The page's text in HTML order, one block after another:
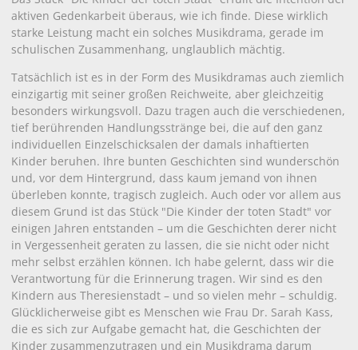
aktiven Gedenkarbeit überaus, wie ich finde. Diese wirklich
starke Leistung macht ein solches Musikdrama, gerade im
schulischen Zusammenhang, unglaublich mächtig.
Tatsächlich ist es in der Form des Musikdramas auch ziemlich
einzigartig mit seiner großen Reichweite, aber gleichzeitig
besonders wirkungsvoll. Dazu tragen auch die verschiedenen,
tief berührenden Handlungsstränge bei, die auf den ganz
individuellen Einzelschicksalen der damals inhaftierten
Kinder beruhen. Ihre bunten Geschichten sind wunderschön
und, vor dem Hintergrund, dass kaum jemand von ihnen
überleben konnte, tragisch zugleich. Auch oder vor allem aus
diesem Grund ist das Stück "Die Kinder der toten Stadt" vor
einigen Jahren entstanden – um die Geschichten derer nicht
in Vergessenheit geraten zu lassen, die sie nicht oder nicht
mehr selbst erzählen können. Ich habe gelernt, dass wir die
Verantwortung für die Erinnerung tragen. Wir sind es den
Kindern aus Theresienstadt – und so vielen mehr – schuldig.
Glücklicherweise gibt es Menschen wie Frau Dr. Sarah Kass,
die es sich zur Aufgabe gemacht hat, die Geschichten der
Kinder zusammenzutragen und ein Musikdrama darum